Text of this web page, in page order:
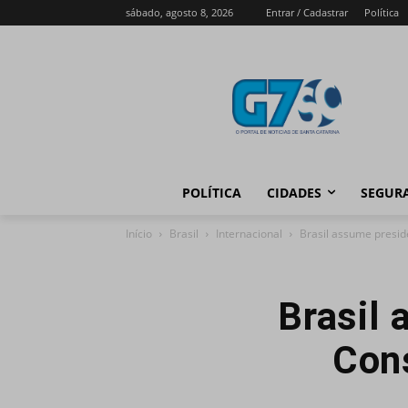
sábado, agosto 8, 2026 Entrar / Cadastrar Política
POLÍTICA CIDADES
Início Brasil Internacional Brasil assume
Brasil